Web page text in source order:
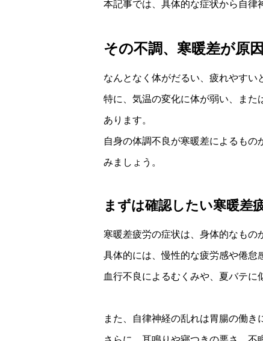
本記事では、具体的な症状から自律
その不調、寒暖差が原
なんとなく体がだるい、疲れやすい
特に、気温の変化に体が弱い、また
あります。
自身の体調不良が寒暖差によるも
みましょう。
まずは確認したい寒暖差
寒暖差疲労の症状は、身体的なもの
具体的には、慢性的な疲労感や倦怠
血行不良によるむくみや、夏バテに
また、自律神経の乱れは胃腸の働き